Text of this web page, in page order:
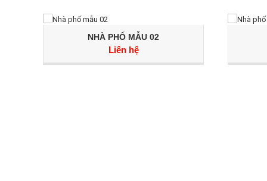
NHÀ PHỐ MẪU 02
Liên hệ